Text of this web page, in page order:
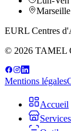
EURL Centres
© 2026 TAMEL
Mentions légales
Accueil
Services